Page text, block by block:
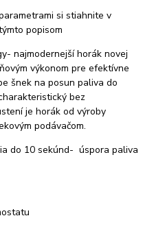
si stiahnite v
popisom
najmodernejší horák novej
výkonom pre efektívne
šnek na posun paliva do
bez
je horák od výroby
podávačom.
do 10 sekúnd- úspora paliva